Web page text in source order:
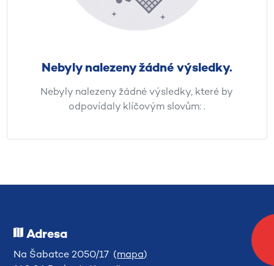
Nebyly nalezeny žádné výsledky.
Nebyly nalezeny žádné výsledky, které by
odpovídaly klíčovým slovům: .
Adresa
Na Šabatce 2050/17 (mapa)